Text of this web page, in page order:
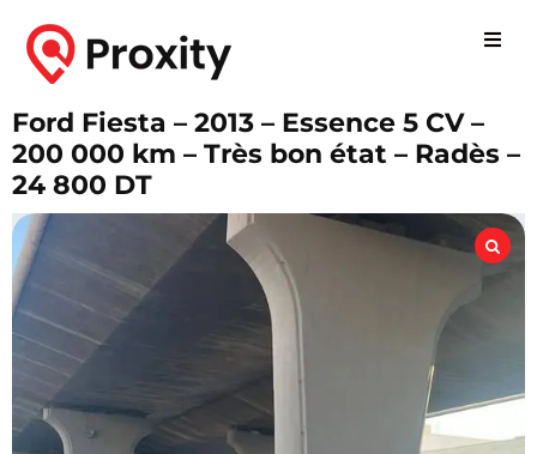
Ford Fiesta – 2013 – Essence 5 CV –
200 000 km – Très bon état – Radès –
24 800 DT